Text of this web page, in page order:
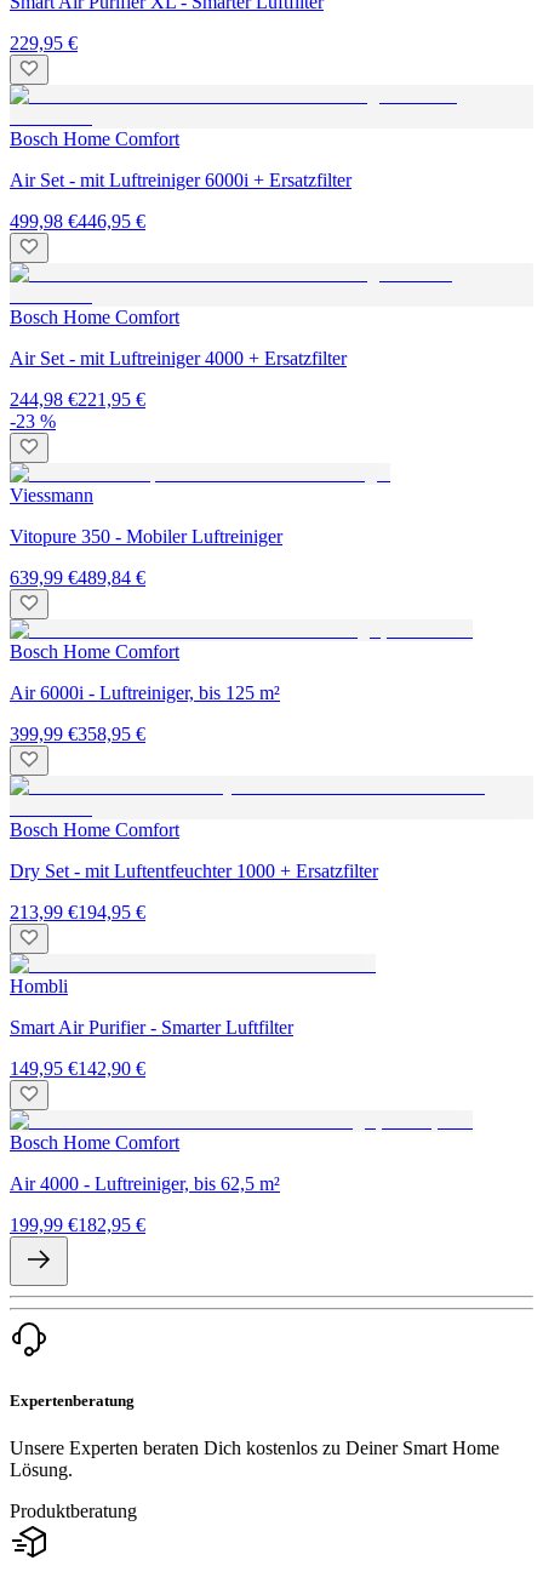
229,95 €
Bosch Home Comfort
Air Set - mit Luftreiniger 6000i + Ersatzfilter
499,98 €446,95 €
Bosch Home Comfort
Air Set - mit Luftreiniger 4000 + Ersatzfilter
244,98 €221,95 €
-23 %
Viessmann
Vitopure 350 - Mobiler Luftreiniger
639,99 €489,84 €
Bosch Home Comfort
Air 6000i - Luftreiniger, bis 125 m²
399,99 €358,95 €
Bosch Home Comfort
Dry Set - mit Luftentfeuchter 1000 + Ersatzfilter
213,99 €194,95 €
Hombli
Smart Air Purifier - Smarter Luftfilter
149,95 €142,90 €
Bosch Home Comfort
Air 4000 - Luftreiniger, bis 62,5 m²
199,99 €182,95 €
Expertenberatung
Unsere Experten beraten Dich kostenlos zu Deiner Smart Home
Lösung.
Produktberatung